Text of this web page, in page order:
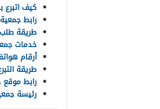
كيف
رابط
طريقة طلب
خدمات
أرقام
طريقة
رابط موقع
رئيسة